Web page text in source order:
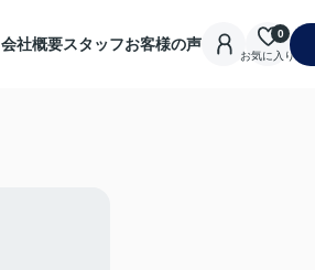
会社概要スタッフお客様の声
お気に入り
0